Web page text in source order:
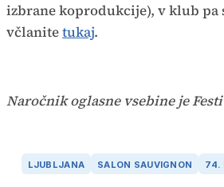
izbrane koprodukcije), v klub pa
včlanitetukaj.
Naročnik oglasne vsebine je
LJUBLJANA SALON SAUVIGNON 74.